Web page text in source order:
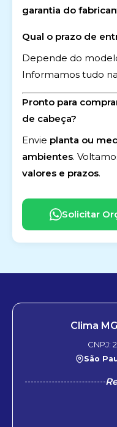
garantia do
Qual o prazo de
Depende do
Informamos tudo
Pronto para
de cabeça?
Envie planta ou
ambientes.
valores e prazos.
Solicitar
Clima
CNPJ:
São